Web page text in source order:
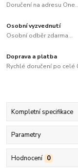
Doručení na adresu
Osobní vyzvednutí
Osobní odběr zdarma...
Doprava a platba
Rychlé doručení po celé
Kompletní specifikace
Parametry
Hodnocení 0